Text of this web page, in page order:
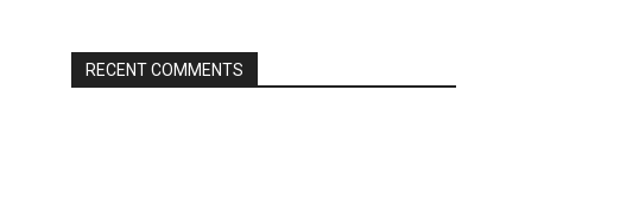
RECENT COMMENTS